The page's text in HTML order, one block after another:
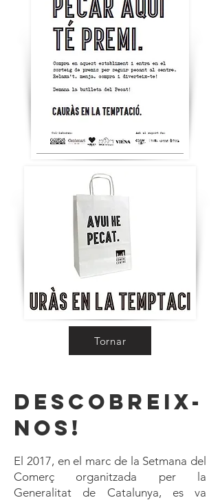
Tornar
Descobreix-
nos!
El 2017, en el marc de la Setmana del
Comerç organitzada per la
Generalitat de Catalunya, es va